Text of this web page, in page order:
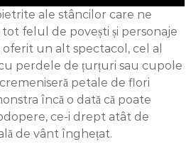
ale stâncilor care ne
felul de povești și personaje
un alt spectacol, cel al
perdele de țurțuri sau cupole
petale de flori
încă o dată că poate
ce-i drept atât de
de vânt înghețat.